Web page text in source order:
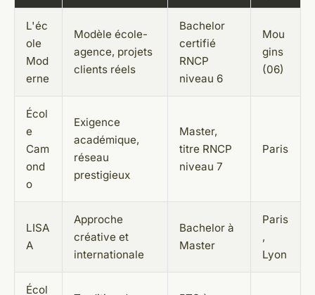
L'éc
ole
Mod
erne
Modèle école-
agence, projets
clients réels
Bachelor
certifié
RNCP
niveau 6
Mou
gins
(06)
Écol
e
Cam
ond
o
Exigence
académique,
réseau
prestigieux
Master,
titre RNCP
niveau 7
Paris
LISA
A
Approche
créative et
internationale
Bachelor à
Master
Paris
,
Lyon
Écol